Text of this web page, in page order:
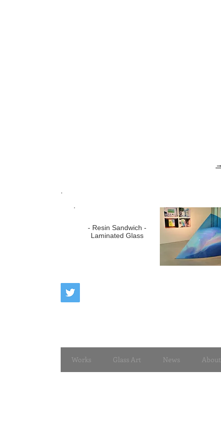
- Resin Sandwich -
Laminated Glass
Works Glass Art News